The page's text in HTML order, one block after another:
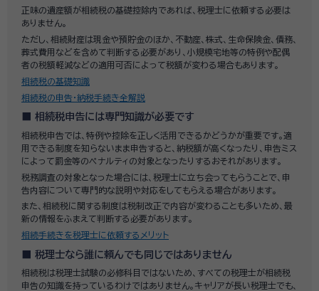
正味の遺産額が相続税の基礎控除内であれば、税理士に依頼する必要は
ありません。
ただし、相続財産は現金や預貯金のほか、不動産、株式、生命保険金、債務、
葬式費用などを含めて判断する必要があり、小規模宅地等の特例や配偶
者の税額軽減などの適用可否によって税額が変わる場合もあります。
相続税の基礎知識
相続税の申告・納税手続き全解説
相続税申告には専門知識が必要です
相続税申告では、特例や控除を正しく活用できるかどうかが重要です。適
用できる制度を知らないまま申告すると、納税額が高くなったり、申告ミス
によって罰金等のペナルティの対象となったりするおそれがあります。
税務調査の対象となった場合には、税理士に立ち会ってもらうことで、申
告内容について専門的な説明や対応をしてもらえる場合があります。
また、相続税に関する制度は税制改正で内容が変わることも多いため、最
新の情報をふまえて判断する必要があります。
相続手続きを税理士に依頼するメリット
税理士なら誰に頼んでも同じではありません
相続税は税理士試験の必修科目ではないため、すべての税理士が相続税
申告の知識を持っているわけではありません。キャリアが長い税理士でも、